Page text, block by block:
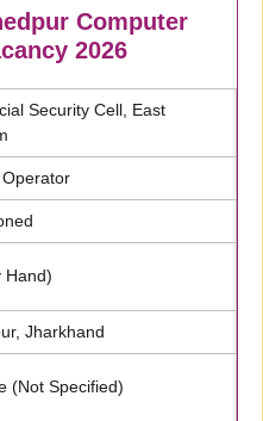
Computer
2026
Security Cell, East
Hand)
Jharkhand
(Not Specified)